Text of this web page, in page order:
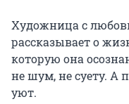
Художница с
рассказывает о
которую она
не шум, не суету. А
уют.